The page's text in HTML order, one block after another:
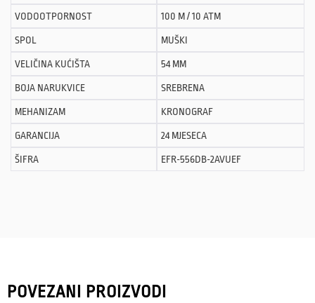
VODOOTPORNOST 100 M / 10 ATM
SPOL MUŠKI
VELIČINA KUĆIŠTA 54 MM
BOJA NARUKVICE SREBRENA
MEHANIZAM KRONOGRAF
GARANCIJA 24 MJESECA
ŠIFRA EFR-556DB-2AVUEF
POVEZANI PROIZVODI